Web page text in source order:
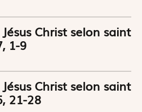
Christ selon saint
1-9
Christ selon saint
21-28